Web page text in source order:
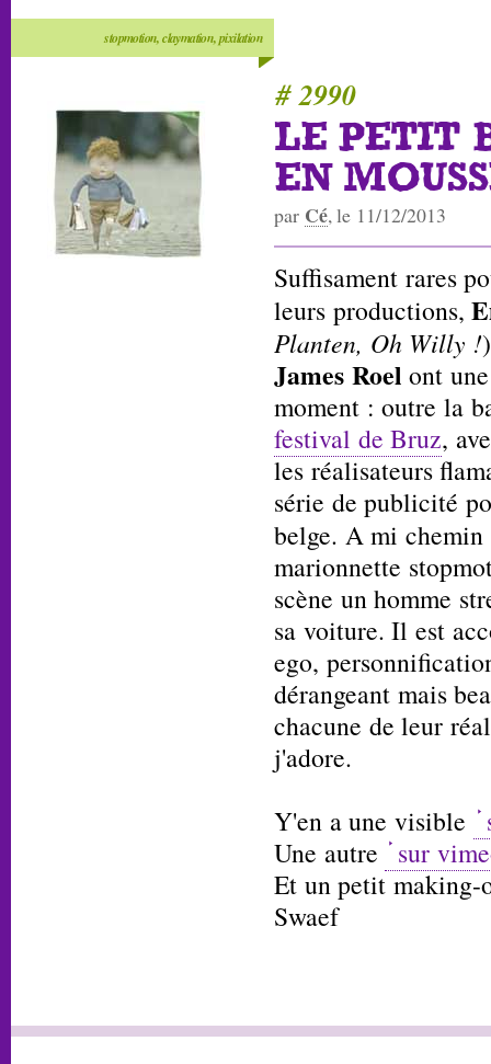
stopmotion, claymation, pixilation
# 2990
LE PETIT
EN
par Cé, le 11/12/2013
Suffisament rares
leurs productions,
Planten, Oh Willy !
James Roel ont
moment : outre la
festival de Bruz,
les réalisateurs
série de publicité
belge. A mi
marionnette
scène un homme
sa voiture. Il est
ego,
dérangeant mais
chacune de leur
j'adore.
Y'en a une visible
Une autre
sur
Et un petit
Swaef